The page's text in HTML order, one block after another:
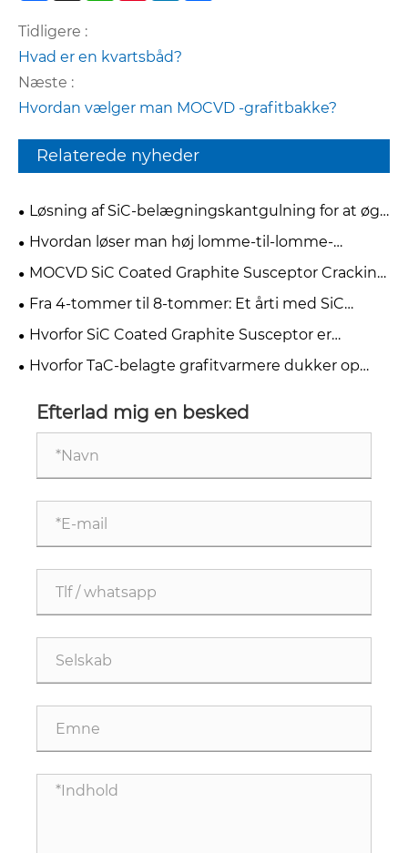
Tidligere :
Hvad er en kvartsbåd?
Næste :
Hvordan vælger man MOCVD -grafitbakke?
Relaterede nyheder
Løsning af SiC-belægningskantgulning for at øge
CVD-udbyttet fra 50 % til 90 %
Hvordan løser man høj lomme-til-lomme-
variation i multi-pocket silicium-epitaksi-grafit-
MOCVD SiC Coated Graphite Susceptor Cracking
Analysis & Thermal Stress Optimization Case Study
Fra 4-tommer til 8-tommer: Et årti med SiC
Semiconductor Growth
Hvorfor SiC Coated Graphite Susceptor er
afgørende for halvlederepitaxi
Hvorfor TaC-belagte grafitvarmere dukker op
Efterlad mig en besked